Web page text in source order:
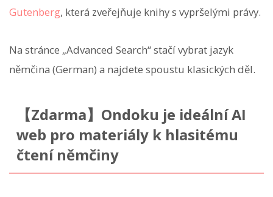
Gutenberg, která zveřejňuje knihy s vypršelými právy.
Na stránce „Advanced Search“ stačí vybrat jazyk
němčina (German) a najdete spoustu klasických děl.
【Zdarma】Ondoku je ideální AI
web pro materiály k hlasitému
čtení němčiny